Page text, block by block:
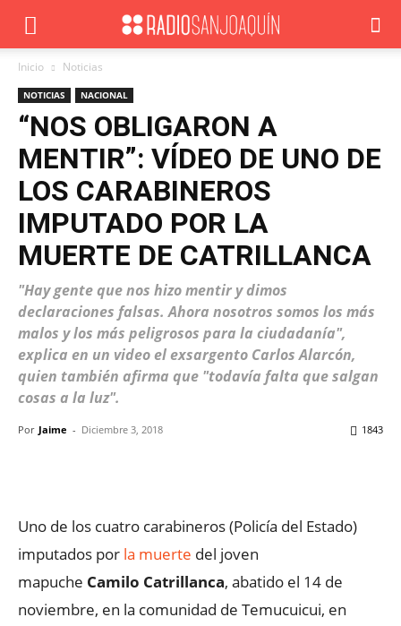
Inicio Noticias
NOTICIAS NACIONAL
“NOS OBLIGARON A
MENTIR”: VÍDEO DE UNO DE
LOS CARABINEROS
IMPUTADO POR LA
MUERTE DE CATRILLANCA
"Hay gente que nos hizo mentir y dimos
declaraciones falsas. Ahora nosotros somos los más
malos y los más peligrosos para la ciudadanía",
explica en un video el exsargento Carlos Alarcón,
quien también afirma que "todavía falta que salgan
cosas a la luz".
Por Jaime - Diciembre 3, 2018 1843
Uno de los cuatro carabineros (Policía del Estado)
imputados por la muerte del joven
mapuche Camilo Catrillanca, abatido el 14 de
noviembre, en la comunidad de Temucuicui, en